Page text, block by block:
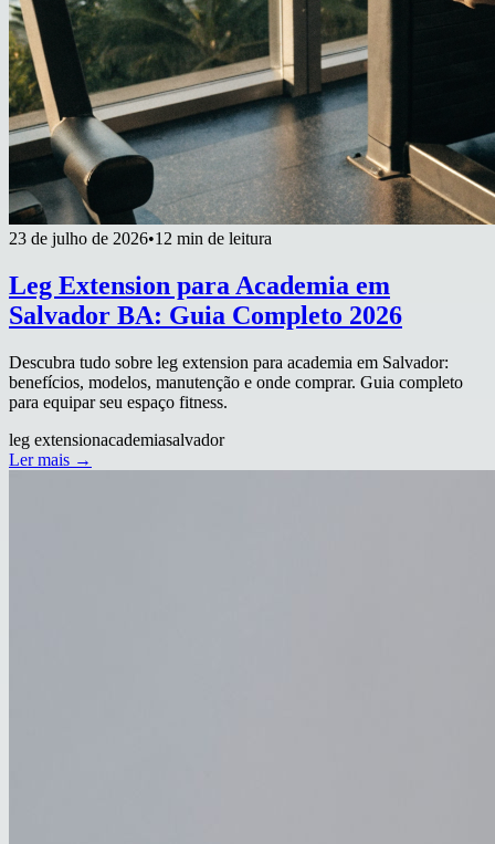
23 de julho de 2026•12 min de leitura
Leg Extension para Academia em
Salvador BA: Guia Completo 2026
Descubra tudo sobre leg extension para academia em Salvador:
benefícios, modelos, manutenção e onde comprar. Guia completo
para equipar seu espaço fitness.
leg extensionacademiasalvador
Ler mais →